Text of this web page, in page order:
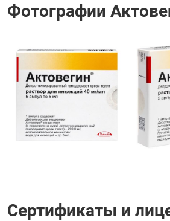
Фотографии
Сертификаты и